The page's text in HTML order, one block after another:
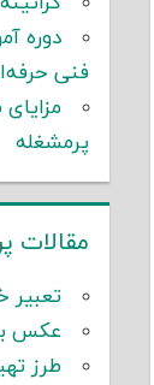
دوره
فنی
پرمشغله
مقالات
تعبیر
عکس
طرز